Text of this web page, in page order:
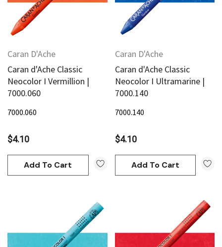
Block Ink 250ml - Yellow
DERIVAN Block Ink 250ml
Caran D'Ache
Caran d'Ache Classic
Neocolor I Vermillion |
7000.060
7000.060
$4.10
Add To Cart
Caran D'Ache
Caran d'Ache Classic
Neocolor I Ultramarine |
7000.140
7000.140
$4.10
Add To Cart